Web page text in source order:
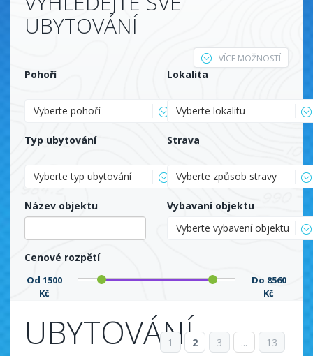
UBYTOVÁNÍ
VÍCE MOŽNOSTÍ
Pohoří
Vyberte pohoří
Lokalita
Vyberte lokalitu
Typ ubytování
Vyberte typ ubytování
Strava
Vyberte způsob stravy
Název objektu
Vybavaní objektu
Vyberte vybavení objektu
Cenové rozpětí
Od 1500
Kč
Do 8560
Kč
UBYTOVÁNÍ
1 2 3 ... 13